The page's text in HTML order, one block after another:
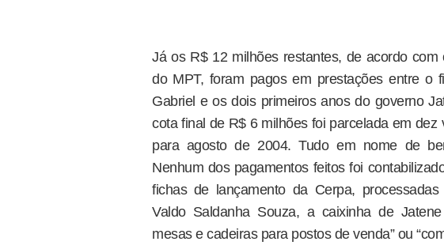
Já os R$ 12 milhões restantes, de acordo
do MPT, foram pagos em prestações entre o
Gabriel e os dois primeiros anos do governo
cota final de R$ 6 milhões foi parcelada em
para agosto de 2004. Tudo em nome de
Nenhum dos pagamentos feitos foi
fichas de lançamento da Cerpa,
Valdo Saldanha Souza, a caixinha de
mesas e cadeiras para postos de venda” ou